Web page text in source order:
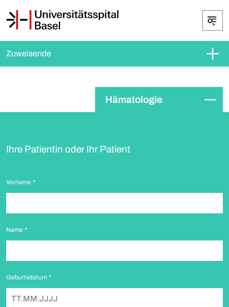
Zuweisende
Hämatologie
Ihre Patientin oder Ihr Patient
Vorname *
Name *
Geburtsdatum *